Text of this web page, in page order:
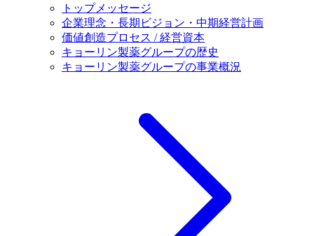
トップメッセージ
企業理念・長期ビジョン・中期経営計画
価値創造プロセス / 経営資本
キョーリン製薬グループの歴史
キョーリン製薬グループの事業概況